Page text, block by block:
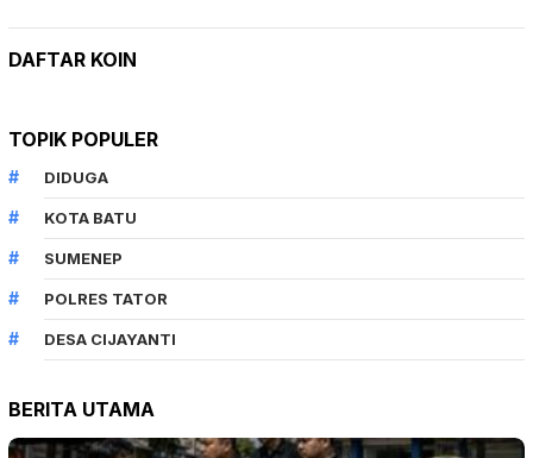
DAFTAR KOIN
TOPIK POPULER
DIDUGA
KOTA BATU
SUMENEP
POLRES TATOR
DESA CIJAYANTI
BERITA UTAMA